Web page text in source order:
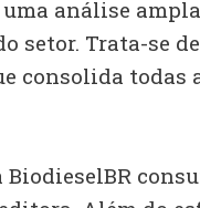
análise
setor. Trata-se
consolida todas